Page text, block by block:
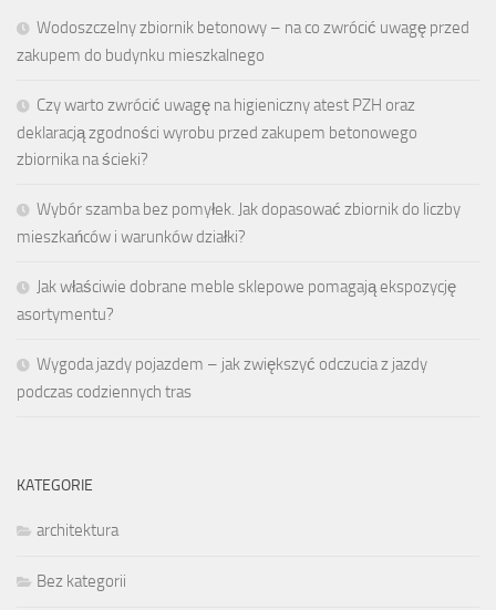
Wodoszczelny zbiornik betonowy – na co zwrócić uwagę przed
zakupem do budynku mieszkalnego
Czy warto zwrócić uwagę na higieniczny atest PZH oraz
deklaracją zgodności wyrobu przed zakupem betonowego
zbiornika na ścieki?
Wybór szamba bez pomyłek. Jak dopasować zbiornik do liczby
mieszkańców i warunków działki?
Jak właściwie dobrane meble sklepowe pomagają ekspozycję
asortymentu?
Wygoda jazdy pojazdem – jak zwiększyć odczucia z jazdy
podczas codziennych tras
KATEGORIE
architektura
Bez kategorii